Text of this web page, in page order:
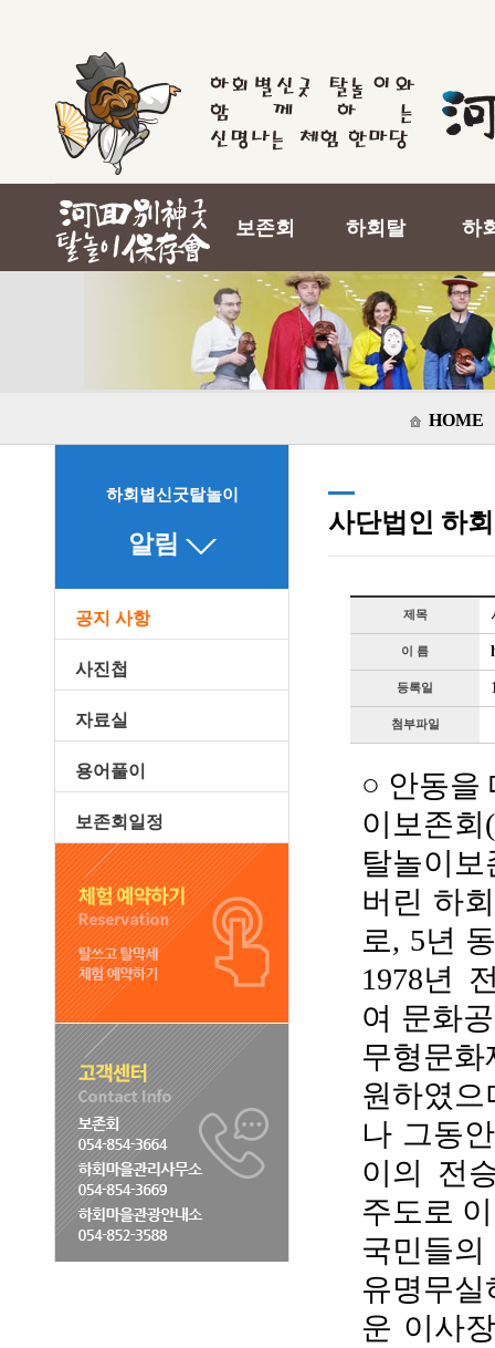
보존회 하회탈 하
HOME
하회별신굿탈놀이
알림
공지 사항
사진첩
자료실
용어풀이
보존회일정
사단법인 하
제목
이 름
등록일
첨부파일
○ 안동을
이보존
탈놀이
버린 하
로, 5년
1978년
여 문화
무형문
원하였
나 그동
이의 전
주도로
국민들
유명무
운 이사